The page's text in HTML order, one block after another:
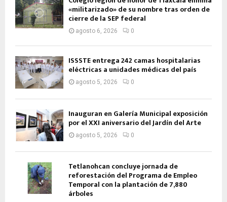
«militarizado» de su nombre tras orden de
cierre de la SEP federal
agosto 6, 2026 0
ISSSTE entrega 242 camas hospitalarias
eléctricas a unidades médicas del país
agosto 5, 2026 0
Inauguran en Galería Municipal exposición
por el XXI aniversario del Jardín del Arte
agosto 5, 2026 0
Tetlanohcan concluye jornada de
reforestación del Programa de Empleo
Temporal con la plantación de 7,880
árboles